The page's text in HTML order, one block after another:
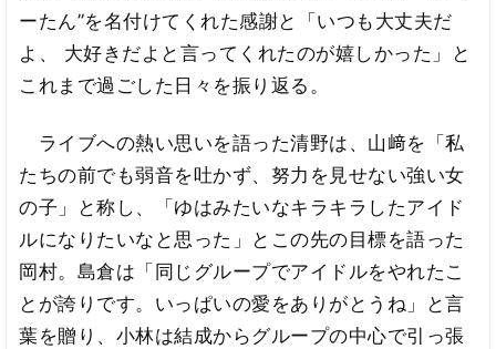
ーたん”を名付けてくれた感謝と「いつも大丈夫だ
よ、 大好きだよと言ってくれたのが嬉しかった」と
これまで過ごした日々を振り返る。
ライブへの熱い思いを語った清野は、山﨑を「私
たちの前でも弱音を吐かず、努力を見せない強い女
の子」と称し、「ゆはみたいなキラキラしたアイド
ルになりたいなと思った」とこの先の目標を語った
岡村。島倉は「同じグループでアイドルをやれたこ
とが誇りです。いっぱいの愛をありがとうね」と言
葉を贈り、小林は結成からグループの中心で引っ張